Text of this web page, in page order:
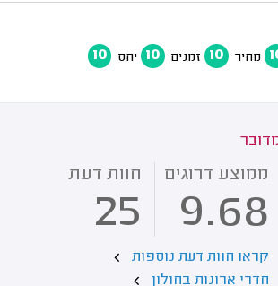
מחיר 10 זמנים 10 יחס 10
ממוצע דרוגים
9.68
חוות דעת
25
קראו חוות דעת נוספות
חדרי ארונות בחולון